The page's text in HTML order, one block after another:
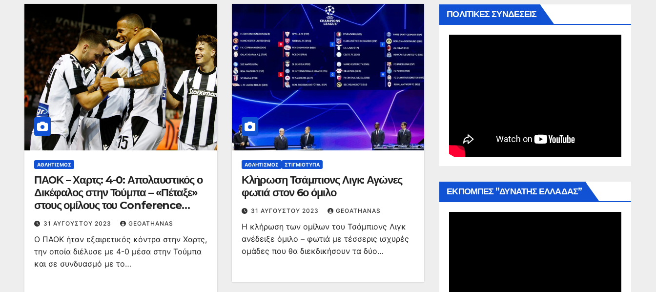
ΑΘΛΗΤΙΣΜΌΣ
ΠΑΟΚ – Χαρτς: 4-0: Απολαυστικός ο
Δικέφαλος στην Τούμπα – «Πέταξε»
στους ομίλους του Conference
League
31 ΑΥΓΟΎΣΤΟΥ 2023 GEOATHANAS
Ο ΠΑΟΚ ήταν εξαιρετικός κόντρα στην Χαρτς,
την οποία διέλυσε με 4-0 μέσα στην Τούμπα
και σε συνδυασμό με το…
ΑΘΛΗΤΙΣΜΌΣ ΣΤΙΓΜΙΌΤΥΠΑ
Κλήρωση Τσάμπιονς Λιγκ: Αγώνες
φωτιά στον 6ο όμιλο
31 ΑΥΓΟΎΣΤΟΥ 2023 GEOATHANAS
Η κλήρωση των ομίλων του Τσάμπιονς Λιγκ
ανέδειξε όμιλο – φωτιά με τέσσερις ισχυρές
ομάδες που θα διεκδικήσουν τα δύο…
ΠΟΛΙΤΙΚΕΣ ΣΥΝΔΕΣΕΙΣ
ΕΚΠΟΜΠΕΣ ”ΔΥΝΑΤΗΣ ΕΛΛΑΔΑΣ”